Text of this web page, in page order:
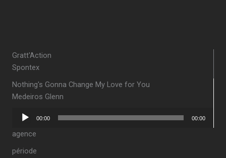
Gratt'Action
Spontex
Nothing's Gonna Change My Love for You
Medeiros Glenn
Lecteur
00:00 00:00
agence
période